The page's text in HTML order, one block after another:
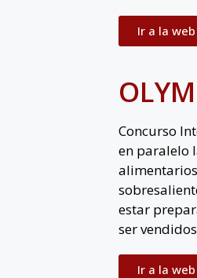
Ir a la web
Concurso
en paralelo
estar
ser
Ir a la web